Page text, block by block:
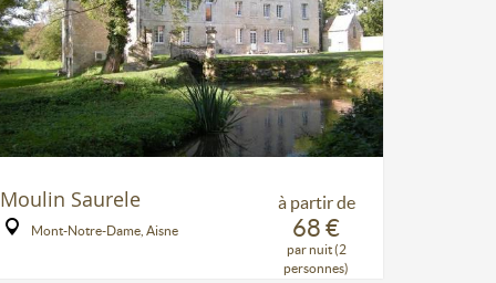
à partir de
68 €
par nuit (2
personnes)
Moulin Saurele
Mont-Notre-Dame, Aisne